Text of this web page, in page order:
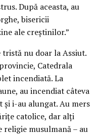
După aceasta, au
bisericii
ale creştinilor.”
nu doar la Assiut.
Catedrala
incendiată. La
au incendiat câteva
i-au alungat. Au mers
catolice, dar alţi
musulmană – au